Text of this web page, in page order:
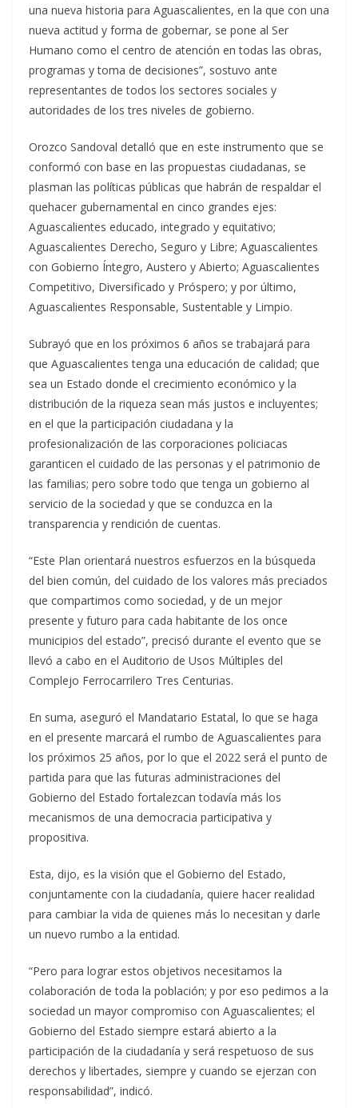
una nueva historia para Aguascalientes, en la que con una
nueva actitud y forma de gobernar, se pone al Ser
Humano como el centro de atención en todas las obras,
programas y toma de decisiones”, sostuvo ante
representantes de todos los sectores sociales y
autoridades de los tres niveles de gobierno.
Orozco Sandoval detalló que en este instrumento que se
conformó con base en las propuestas ciudadanas, se
plasman las políticas públicas que habrán de respaldar el
quehacer gubernamental en cinco grandes ejes:
Aguascalientes educado, integrado y equitativo;
Aguascalientes Derecho, Seguro y Libre; Aguascalientes
con Gobierno Íntegro, Austero y Abierto; Aguascalientes
Competitivo, Diversificado y Próspero; y por último,
Aguascalientes Responsable, Sustentable y Limpio.
Subrayó que en los próximos 6 años se trabajará para
que Aguascalientes tenga una educación de calidad; que
sea un Estado donde el crecimiento económico y la
distribución de la riqueza sean más justos e incluyentes;
en el que la participación ciudadana y la
profesionalización de las corporaciones policiacas
garanticen el cuidado de las personas y el patrimonio de
las familias; pero sobre todo que tenga un gobierno al
servicio de la sociedad y que se conduzca en la
transparencia y rendición de cuentas.
“Este Plan orientará nuestros esfuerzos en la búsqueda
del bien común, del cuidado de los valores más preciados
que compartimos como sociedad, y de un mejor
presente y futuro para cada habitante de los once
municipios del estado”, precisó durante el evento que se
llevó a cabo en el Auditorio de Usos Múltiples del
Complejo Ferrocarrilero Tres Centurias.
En suma, aseguró el Mandatario Estatal, lo que se haga
en el presente marcará el rumbo de Aguascalientes para
los próximos 25 años, por lo que el 2022 será el punto de
partida para que las futuras administraciones del
Gobierno del Estado fortalezcan todavía más los
mecanismos de una democracia participativa y
propositiva.
Esta, dijo, es la visión que el Gobierno del Estado,
conjuntamente con la ciudadanía, quiere hacer realidad
para cambiar la vida de quienes más lo necesitan y darle
un nuevo rumbo a la entidad.
“Pero para lograr estos objetivos necesitamos la
colaboración de toda la población; y por eso pedimos a la
sociedad un mayor compromiso con Aguascalientes; el
Gobierno del Estado siempre estará abierto a la
participación de la ciudadanía y será respetuoso de sus
derechos y libertades, siempre y cuando se ejerzan con
responsabilidad”, indicó.